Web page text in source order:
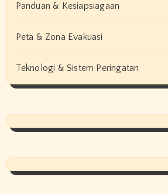
Panduan & Kesiapsiagaan
Peta & Zona Evakuasi
Teknologi & Sistem Peringatan